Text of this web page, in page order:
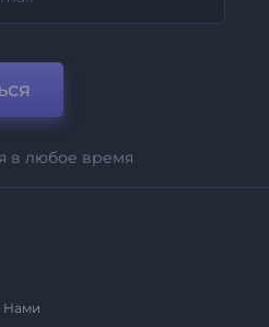
в любое время
Нами